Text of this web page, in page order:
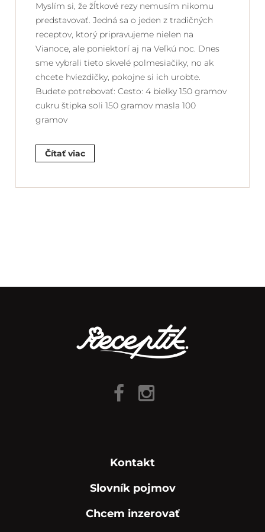
Myslím si, že žĺtkové rezy nemusím nikomu
predstavovať. Jedná sa o jeden z tradičných
receptov, ktorý pripravujeme nielen na
Vianoce, ale poniektorí aj na Veľkú noc. Dnes
sme vybrali tieto skvelé polmesiačiky, no ak
chcete hviezdičky, pokojne si ich urobte.
Budete potrebovať: Cesto: 4 bielky 150 gramov
cukru štipka soli 150 gramov masla 100
gramov
Čítať viac
Kontakt
Slovník pojmov
Chcem inzerovať